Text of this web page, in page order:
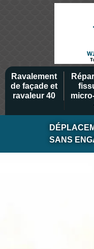
Ravalement
de façade et
ravaleur 40
SANS